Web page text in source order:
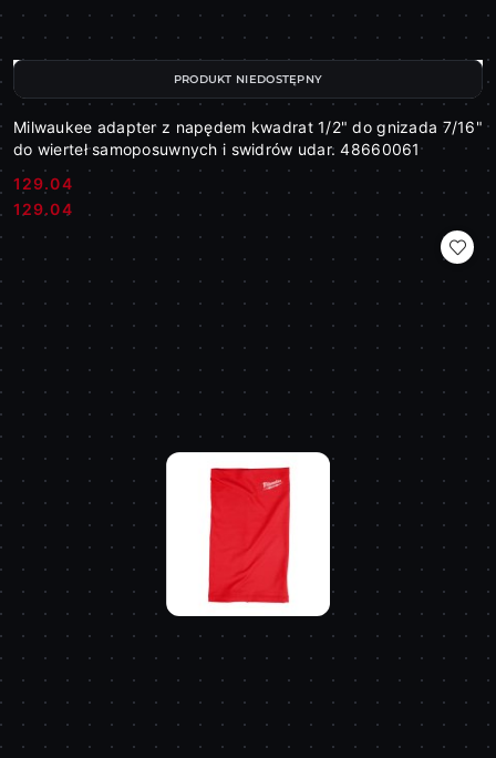
Milwaukee adapter z napędem kwadrat 1/2" do gnizada 7/16"
do wierteł samoposuwnych i swidrów udar. 48660061
Cena:
129.04
Cena:
129.04
PRODUKT NIEDOSTĘPNY